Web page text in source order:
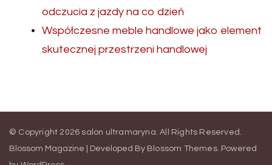
odczucia z jazdy na co dzień
Współczesne meble handlowe jako element
skutecznej przestrzeni handlowej
© Copyright 2026 salon ultramaryna. All Rights Reserved.
Blossom Magazine | Developed By Blossom Themes. Powered